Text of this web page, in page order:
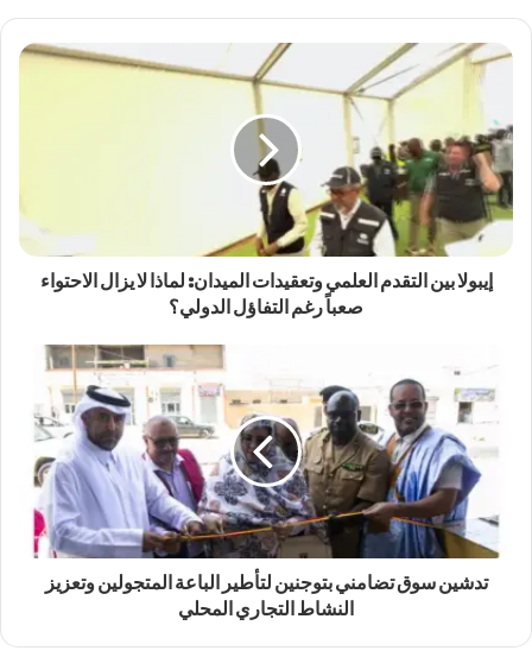
إيبولا بين التقدم العلمي وتعقيدات الميدان: لماذا لا يزال الاحتواء
صعباً رغم التفاؤل الدولي؟
تدشين سوق تضامني بتوجنين لتأطير الباعة المتجولين وتعزيز
النشاط التجاري المحلي